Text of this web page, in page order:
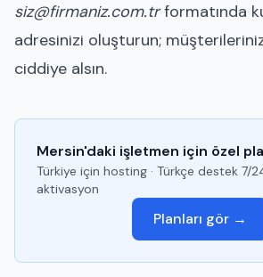
siz@firmaniz.com.trformatında
adresinizi oluşturun;
ciddiye alsın.
Mersin'daki işletmen için özel
Türkiye için hosting · Türkçe destek 7/
aktivasyon
Planları gör →